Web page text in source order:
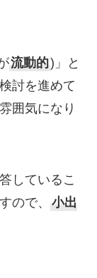
流動的)」と
討を進めて
囲気になり
しているこ
ので、 小出